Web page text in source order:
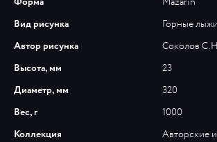
Вид рисунка
Горные лыжи
Автор рисунка
Соколов
Высота, мм
23
Диаметр, мм
320
Вес, г
1000
Коллекция
Авторские